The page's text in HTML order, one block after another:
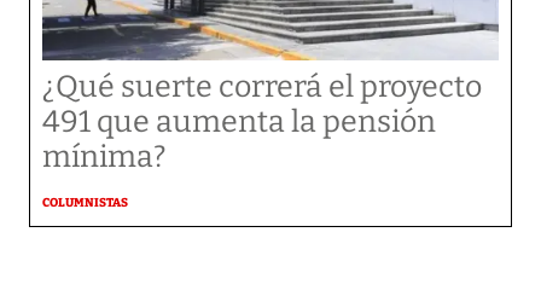
¿Qué suerte correrá el proyecto
491 que aumenta la pensión
mínima?
COLUMNISTAS